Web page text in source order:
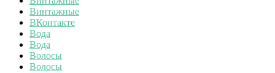
Винтажные
ВКонтакте
Вода
Вода
Волосы
Волосы